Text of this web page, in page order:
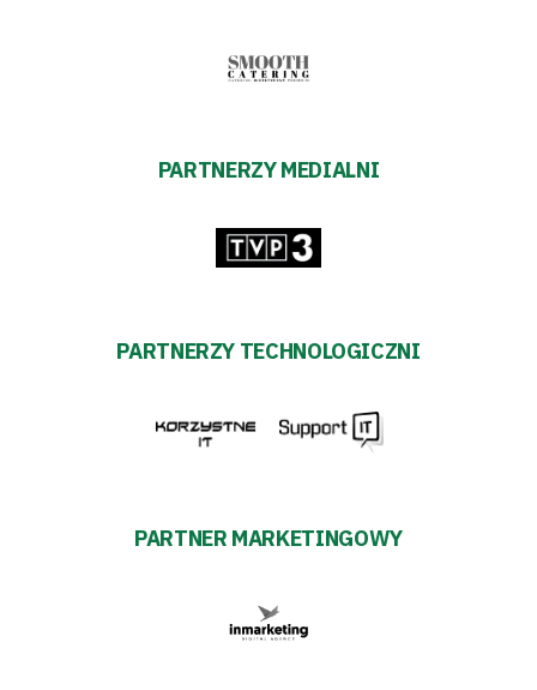
PARTNERZY MEDIALNI
PARTNERZY TECHNOLOGICZNI
PARTNER MARKETINGOWY